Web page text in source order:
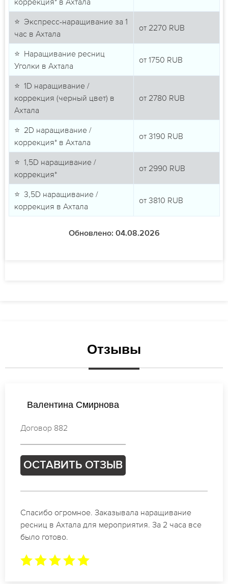
⭐ Экспресс-наращивание за 1
час в Ахтала
от 2270 RUB
⭐ Наращивание ресниц
Уголки в Ахтала
от 1750 RUB
⭐ 1D наращивание /
коррекция (черный цвет) в
Ахтала
от 2780 RUB
⭐ 2D наращивание /
коррекция* в Ахтала
от 3190 RUB
⭐ 1,5D наращивание /
коррекция*
от 2990 RUB
⭐ 3,5D наращивание /
коррекция в Ахтала
от 3810 RUB
Обновлено: 04.08.2026
Отзывы
Мария Соколова
Договор 631
ОСТАВИТЬ ОТЗЫВ
Идеальные мастера своего дела по наращиванию
ресниц в Ахтала. Великолепный результат. Буду
обращаться еще.